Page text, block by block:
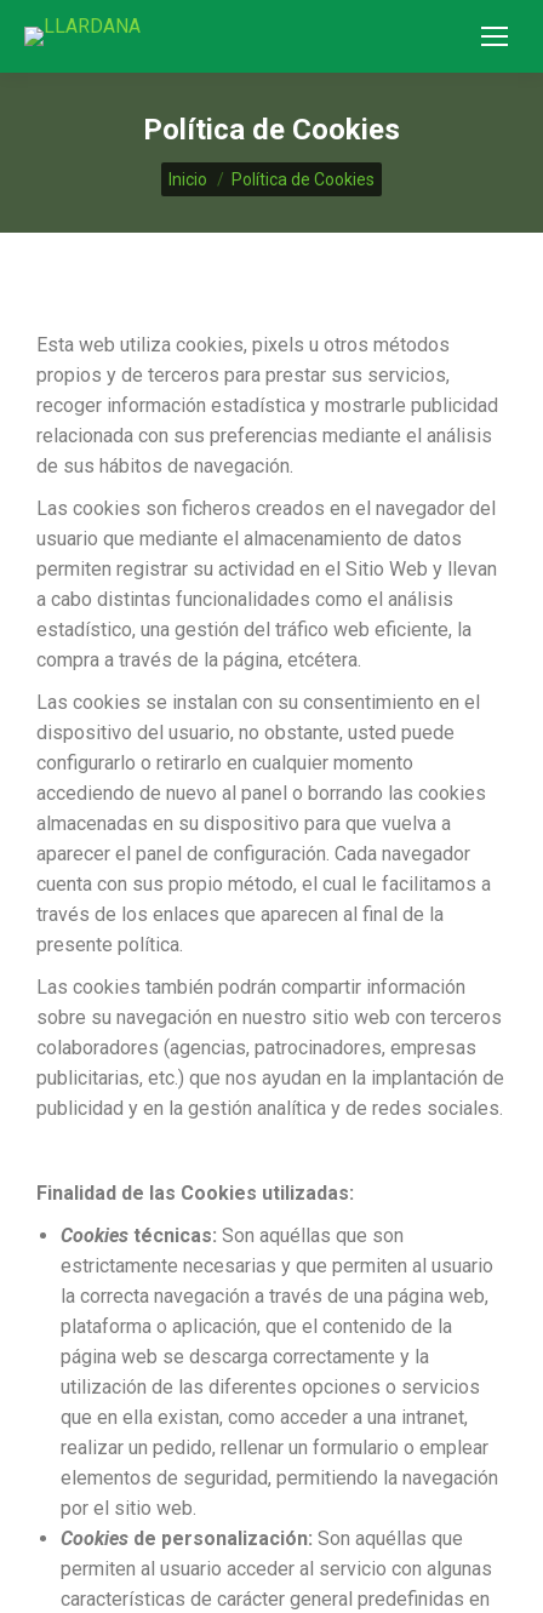
Política de Cookies
Estás aquí:
Inicio Política de Cookies
Esta web utiliza cookies, pixels u otros métodos
propios y de terceros para prestar sus servicios,
recoger información estadística y mostrarle publicidad
relacionada con sus preferencias mediante el análisis
de sus hábitos de navegación.
Las cookies son ficheros creados en el navegador del
usuario que mediante el almacenamiento de datos
permiten registrar su actividad en el Sitio Web y llevan
a cabo distintas funcionalidades como el análisis
estadístico, una gestión del tráfico web eficiente, la
compra a través de la página, etcétera.
Las cookies se instalan con su consentimiento en el
dispositivo del usuario, no obstante, usted puede
configurarlo o retirarlo en cualquier momento
accediendo de nuevo al panel o borrando las cookies
almacenadas en su dispositivo para que vuelva a
aparecer el panel de configuración. Cada navegador
cuenta con sus propio método, el cual le facilitamos a
través de los enlaces que aparecen al final de la
presente política.
Las cookies también podrán compartir información
sobre su navegación en nuestro sitio web con terceros
colaboradores (agencias, patrocinadores, empresas
publicitarias, etc.) que nos ayudan en la implantación de
publicidad y en la gestión analítica y de redes sociales.
Finalidad de las Cookies utilizadas:
Cookies técnicas: Son aquéllas que son
estrictamente necesarias y que permiten al usuario
la correcta navegación a través de una página web,
plataforma o aplicación, que el contenido de la
página web se descarga correctamente y la
utilización de las diferentes opciones o servicios
que en ella existan, como acceder a una intranet,
realizar un pedido, rellenar un formulario o emplear
elementos de seguridad, permitiendo la navegación
por el sitio web.
Cookies de personalización: Son aquéllas que
permiten al usuario acceder al servicio con algunas
características de carácter general predefinidas en